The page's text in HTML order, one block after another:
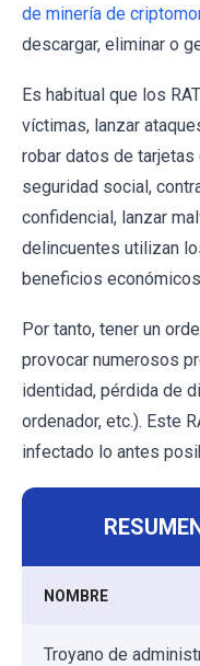
de minería de
descargar, eliminar o
Es habitual que los
víctimas, lanzar
robar datos de
seguridad social,
confidencial, lanzar
delincuentes utilizan
beneficios
Por tanto, tener un
provocar numerosos
identidad, pérdida de
ordenador, etc.). Este
infectado lo antes
NOMBRE
Troyano de